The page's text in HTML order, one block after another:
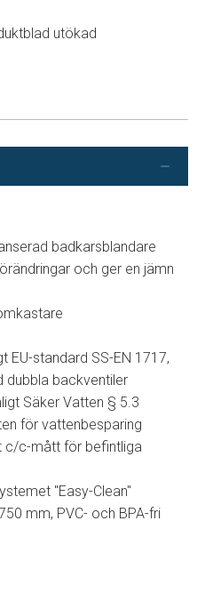
utökad
badkarsblandare
och ger en jämn
EU-standard SS-EN 1717,
dubbla backventiler
Säker Vatten § 5.3
för vattenbesparing
c/c-mått för befintliga
"Easy-Clean"
mm, PVC- och BPA-fri